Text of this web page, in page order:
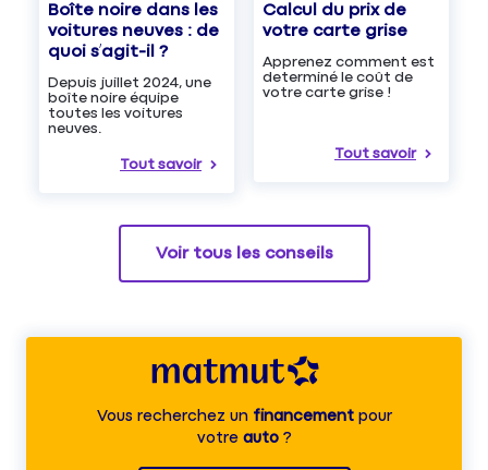
Boîte noire dans les
voitures neuves : de
quoi s’agit-il ?
Depuis juillet 2024, une
boîte noire équipe
toutes les voitures
neuves.
Tout savoir
Calcul du prix de
votre carte grise
Apprenez comment est
determiné le coût de
votre carte grise !
Tout savoir
Voir tous les conseils
Vous recherchez unfinancementpour
votre auto?